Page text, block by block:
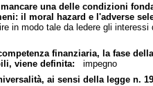
una delle condizioni
il moral hazard e l'adverse
in modo tale da ledere gli
finanziaria, la fase
viene definita: impegno
ai sensi della legge n.